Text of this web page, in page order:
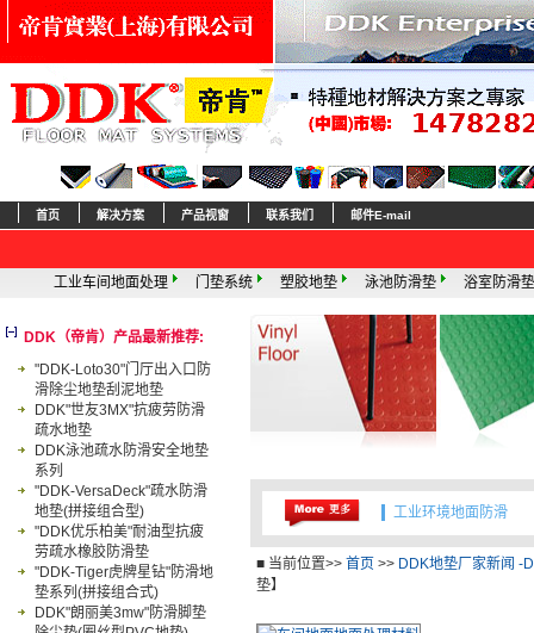
门垫系统 塑胶地垫 泳池防滑垫 浴室防滑垫 塑料草坪
首页 解决方案 产品视窗 联系我们 邮件E-mail
DDK（帝肯）产品最新推荐:
"DDK-Loto30"门厅出入口防
滑除尘地垫刮泥地垫
DDK"世友3MX"抗疲劳防滑
疏水地垫
DDK泳池疏水防滑安全地垫
系列
"DDK-VersaDeck"疏水防滑
地垫(拼接组合型)
"DDK优乐柏美"耐油型抗疲
劳疏水橡胶防滑垫
"DDK-Tiger虎牌星钻"防滑地
垫系列(拼接组合式)
DDK"朗丽美3mw"防滑脚垫
工业环境地面防滑
卫浴防滑垫 工
■ 当前位置>> 首页 >> DDK地垫厂家新闻 -
垫】